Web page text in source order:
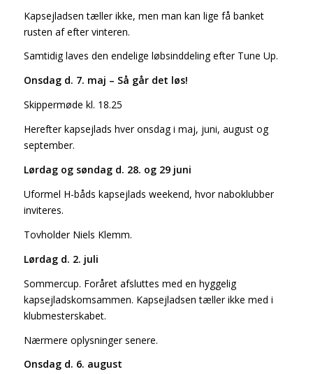
Kapsejladsen tæller ikke, men man kan lige få banket
rusten af efter vinteren.
Samtidig laves den endelige løbsinddeling efter Tune Up.
Onsdag d. 7. maj – Så går det løs!
Skippermøde kl. 18.25
Herefter kapsejlads hver onsdag i maj, juni, august og
september.
Lørdag og søndag d. 28. og 29 juni
Uformel H-båds kapsejlads weekend, hvor naboklubber
inviteres.
Tovholder Niels Klemm.
Lørdag d. 2. juli
Sommercup. Foråret afsluttes med en hyggelig
kapsejladskomsammen. Kapsejladsen tæller ikke med i
klubmesterskabet.
Nærmere oplysninger senere.
Onsdag d. 6. august